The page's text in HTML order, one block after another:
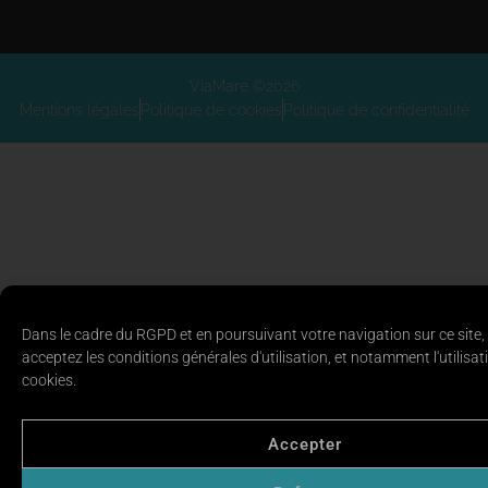
Dans le cadre du RGPD et en poursuivant votre navigation sur ce
acceptez les conditions générales d'utilisation, et notamment
cookies.
Accepter
ViaMare ©2026
Mentions légalesPolitique de cookiesPolitique de confidentialité